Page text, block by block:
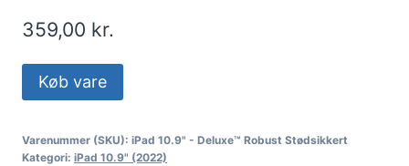
359,00 kr.
Køb vare
Varenummer (SKU): iPad 10.9" - Deluxe™ Robust Stødsikkert
Kategori: iPad 10.9" (2022)